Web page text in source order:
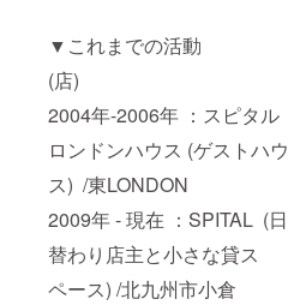
▼これまでの活動
(店)
2004年-2006年 ：スピタル
ロンドンハウス (ゲストハウ
ス) /東LONDON
2009年 - 現在 ：SPITAL (日
替わり店主と小さな貸ス
ペース) /北九州市小倉